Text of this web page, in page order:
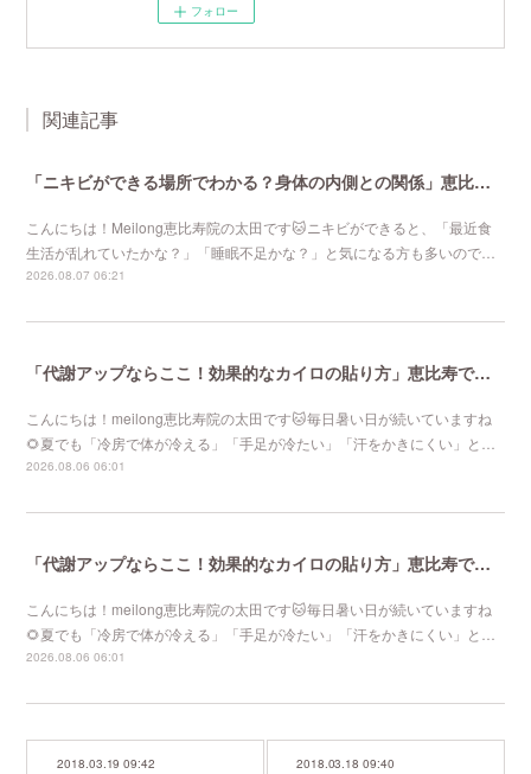
フォロー
関連記事
「ニキビができる場所でわかる？身体の内側との関係」恵比寿で口コミNo 1美容鍼灸ならmeilong
こんにちは！Meilong恵比寿院の太田です🐱ニキビができると、「最近食
生活が乱れていたかな？」「睡眠不足かな？」と気になる方も多いので…
2026.08.07 06:21
「代謝アップならここ！効果的なカイロの貼り方」恵比寿で口コミNo 1美容鍼灸ならmeilong
こんにちは！meilong恵比寿院の太田です🐱毎日暑い日が続いていますね
🌻夏でも「冷房で体が冷える」「手足が冷たい」「汗をかきにくい」と…
2026.08.06 06:01
「代謝アップならここ！効果的なカイロの貼り方」恵比寿で口コミNo 1美容鍼灸ならmeilong
こんにちは！meilong恵比寿院の太田です🐱毎日暑い日が続いていますね
🌻夏でも「冷房で体が冷える」「手足が冷たい」「汗をかきにくい」と…
2026.08.06 06:01
2018.03.19 09:42 2018.03.18 09:40